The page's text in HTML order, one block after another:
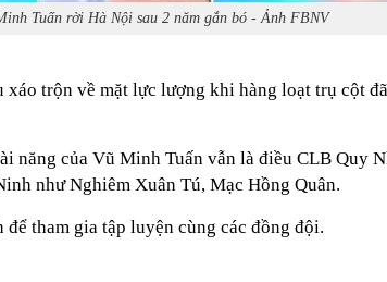
Tuấn rời Hà Nội sau 2 năm gắn bó - Ảnh FBNV
trộn về mặt lực lượng khi hàng loạt trụ cột
năng của Vũ Minh Tuấn vẫn là điều CLB Quy
như Nghiêm Xuân Tú, Mạc Hồng Quân.
tham gia tập luyện cùng các đồng đội.